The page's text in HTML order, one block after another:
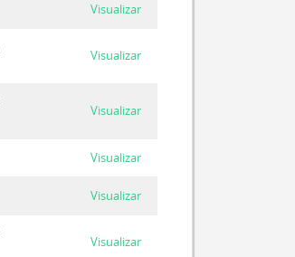
Visualizar
Visualizar
Visualizar
Visualizar
Visualizar
Visualizar